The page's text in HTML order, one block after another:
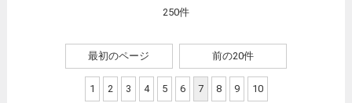
250件
最初のページ 前の20件
1 2 3 4 5 6 7 8 9 10